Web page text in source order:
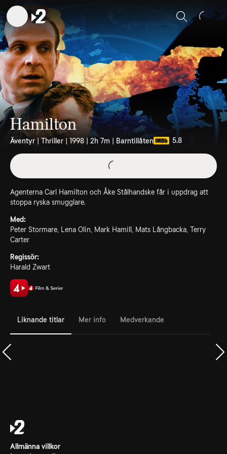
Sök
Hamilton
Äventyr | Thriller | 1998 | 2h 7m | Barntillåten 5.8
Agenterna Carl Hamilton och Åke Stålhandske får i uppdrag att
stoppa ryska smugglare.
Med:
Peter Stormare, Lena Olin, Mark Hamill, Mats Långbacka, Terry
Carter
Regissör:
Harald Zwart
Liknande titlar Mer info Medverkande
Allmänna villkor